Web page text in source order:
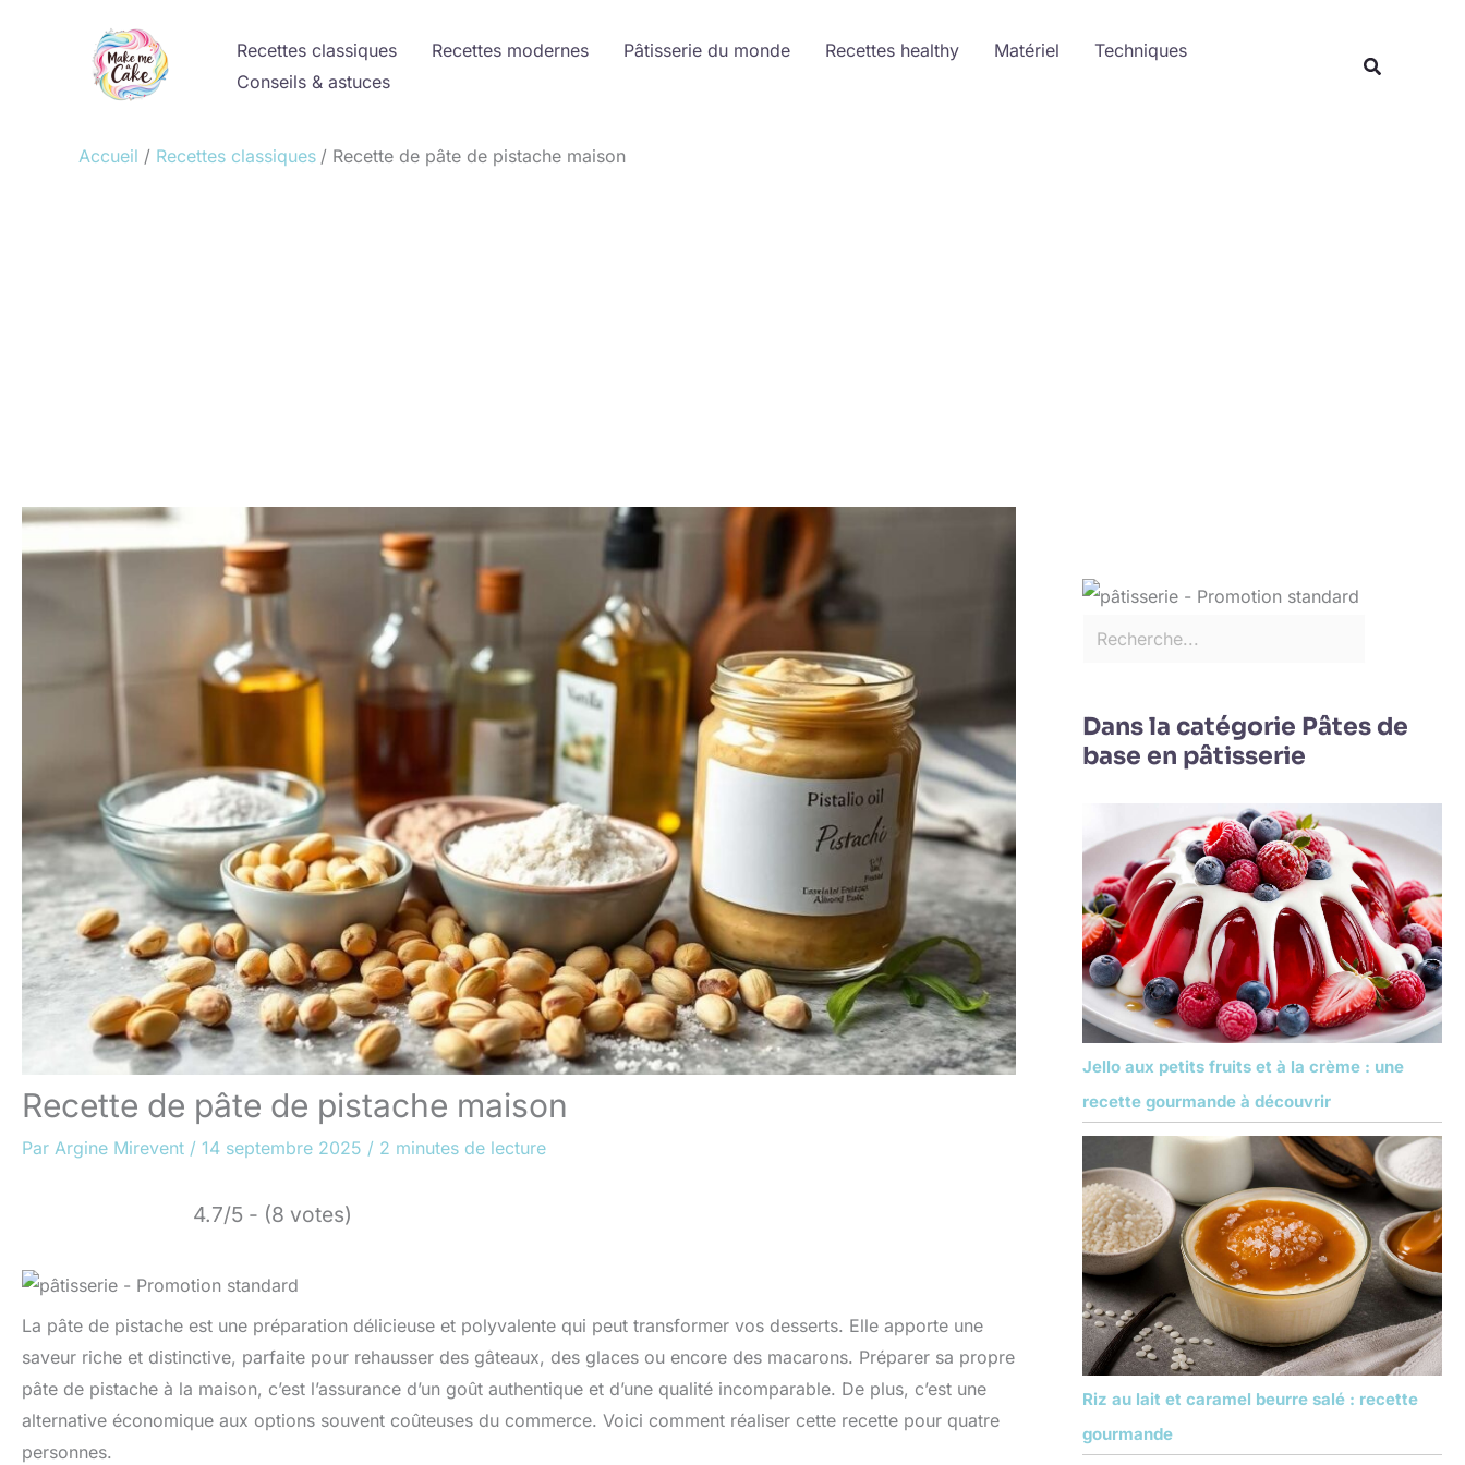
Recettes classiques Recettes modernes Pâtisserie du monde Recettes healthy Matériel
Techniques
Conseils & astuces
Accueil Recettes classiques Recette de pâte de pistache maison
Recette de pâte de pistache maison
Par Argine Mirevent / 14 septembre 2025 / 2 minutes de lecture
4.7/5 - (8 votes)
La pâte de pistache est une préparation délicieuse et polyvalente qui peut transformer vos desserts. Elle apporte une
saveur riche et distinctive, parfaite pour rehausser des gâteaux, des glaces ou encore des macarons. Préparer sa propre
pâte de pistache à la maison, c’est l’assurance d’un goût authentique et d’une qualité incomparable. De plus, c’est une
alternative économique aux options souvent coûteuses du commerce. Voici comment réaliser cette recette pour quatre
personnes.
Dans la catégorie Pâtes de
base en pâtisserie
Jello aux petits fruits et à la crème : une
recette gourmande à découvrir
Riz au lait et caramel beurre salé : recette
gourmande